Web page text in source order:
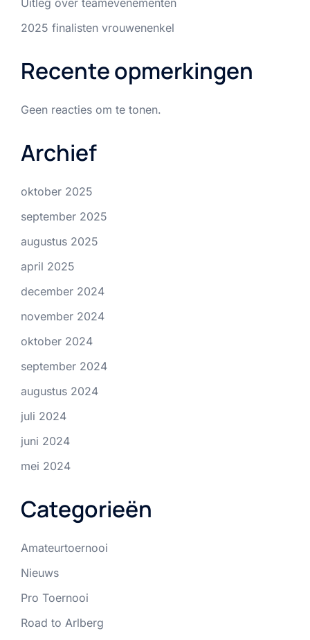
Uitleg over teamevenementen
2025 finalisten vrouwenenkel
Recente opmerkingen
Geen reacties om te tonen.
Archief
oktober 2025
september 2025
augustus 2025
april 2025
december 2024
november 2024
oktober 2024
september 2024
augustus 2024
juli 2024
juni 2024
mei 2024
Categorieën
Amateurtoernooi
Nieuws
Pro Toernooi
Road to Arlberg